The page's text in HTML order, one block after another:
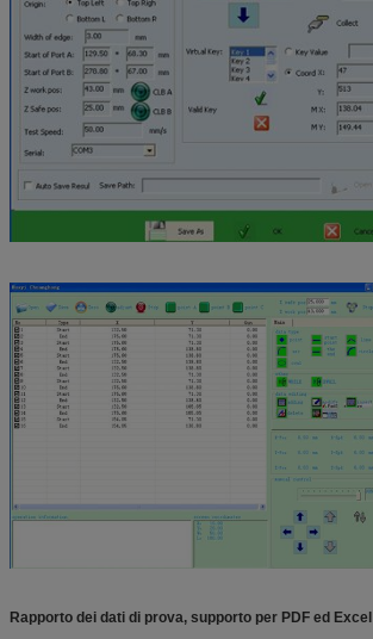
Rapporto dei dati di prova, supporto per PDF ed Excel